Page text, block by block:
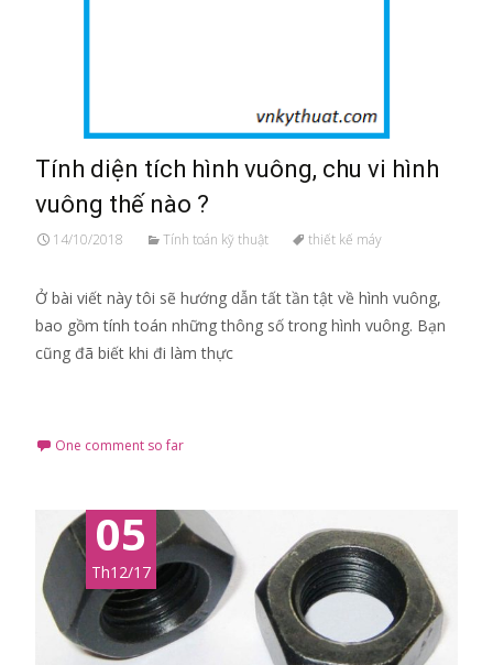
Tính diện tích hình vuông, chu vi hình
vuông thế nào ?
14/10/2018 Tính toán kỹ thuật thiết kế máy
Ở bài viết này tôi sẽ hướng dẫn tất tần tật về hình vuông,
bao gồm tính toán những thông số trong hình vuông. Bạn
cũng đã biết khi đi làm thực
One comment so far
05
Th12/17